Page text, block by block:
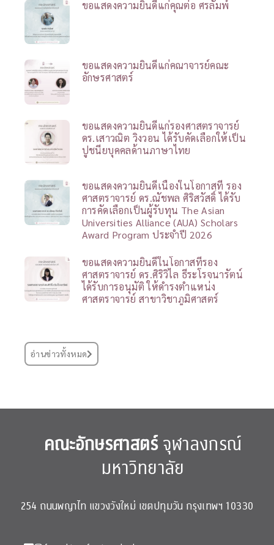
ขอแสดงความยินดีแก่คุณต่อ ศรลัมพ์
ขอแสดงความยินดีแก่คณาจารย์คณะ
อักษรศาสตร์
ขอแสดงความยินดีแก่รองศาสตราจารย์
ดร.เสาวณิต วิงวอน ได้รับคัดเลือกให้เป็น
ปูชนียบุคคลด้านภาษาไทย
ขอแสดงความยินดีเนื่องในโอกาสที่ รอง
ศาสตราจารย์ ดร.ณัชพล ศิริสวัสดิ์ ได้รับ
การคัดเลือกเป็นผู้รับทุน The Asian
Universities Alliance (AUA) Scholars
Award Program ประจำปี 2026
ขอแสดงความยินดีในโอกาสที่รอง
ศาสตราจารย์ ดร.ศิริวิไล ธีระโรจนารัตน์
ได้รับการอนุมัติ ให้ดำรงตำแหน่ง
ศาสตราจารย์ สาขาวิชาภูมิศาสตร์
อ่านข่าวทั้งหมด
คณะอักษรศาสตร์จุฬาลงกรณ์
มหาวิทยาลัย
254 ถนนพญาไท แขวงวังใหม่ เขตปทุมวัน กรุงเทพฯ 10330